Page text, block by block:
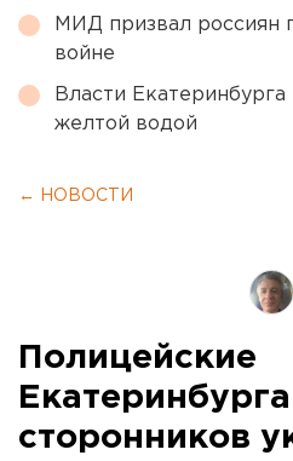
МИД призвал россиян
войне
Власти
желтой водой
← НОВОСТИ
Полицейские
сторонников